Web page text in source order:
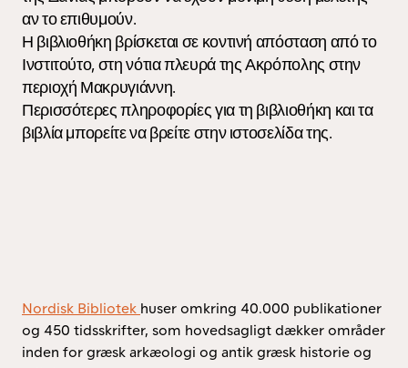
αν το επιθυμούν.
Η βιβλιοθήκη βρίσκεται σε κοντινή απόσταση από το
Ινστιτούτο, στη νότια πλευρά της Ακρόπολης στην
περιοχή Μακρυγιάννη.
Περισσότερες πληροφορίες για τη βιβλιοθήκη και τα
Nordisk Bibliotek huser omkring 40.000 publikationer
og 450 tidsskrifter, som hovedsagligt dækker områder
inden for græsk arkæologi og antik græsk historie og